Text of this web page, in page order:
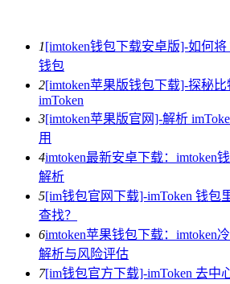
1[imtoken钱包下载安卓版]-如何将
钱包
2[imtoken苹果版钱包下载]-探秘
imToken
3[imtoken苹果版官网]-解析
用
4imtoken最新安卓下载：imtoken
解析
5[im钱包官网下载]-imToken 钱包
查找？
6imtoken苹果钱包下载：imtoken
解析与风险评估
7[im钱包官方下载]-imToken 去中